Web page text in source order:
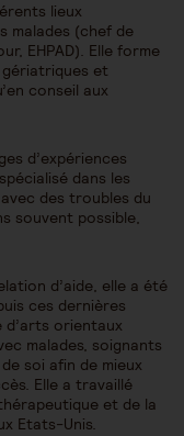
lieux
malades (chef de
EHPAD). Elle forme
et
conseil aux
d’expériences
dans les
des troubles du
souvent possible,
d’aide, elle a été
ces dernières
d’arts orientaux
malades, soignants
soi afin de mieux
Elle a travaillé
et de la
Etats-Unis.